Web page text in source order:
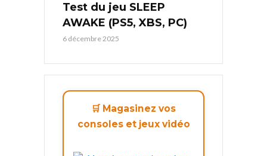
Test du jeu SLEEP
AWAKE (PS5, XBS, PC)
6 décembre 2025
🛒 Magasinez vos
consoles et jeux vidéo